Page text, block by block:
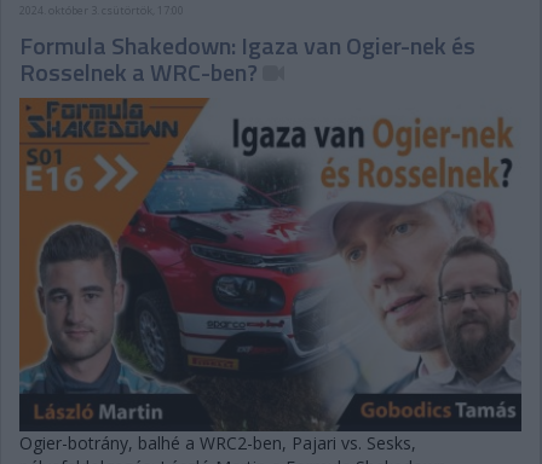
2024. október 3. csütörtök, 17:00
Formula Shakedown: Igaza van Ogier-nek és
Rosselnek a WRC-ben?
Ogier-botrány, balhé a WRC2-ben, Pajari vs. Sesks,